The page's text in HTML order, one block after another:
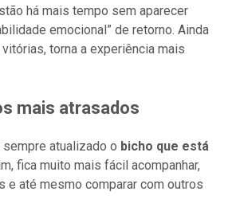
há mais tempo sem aparecer
emocional” de retorno. Ainda
torna a experiência mais
mais atrasados
atualizado o bicho que está
fica muito mais fácil acompanhar,
e até mesmo comparar com outros